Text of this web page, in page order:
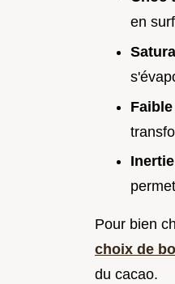
en
Pour bien
choix de
du cacao.